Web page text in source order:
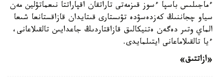
ءماجىلىس باسپا ءسوز قىزمەتى تاراتقان اقپاراتتا نىعماتۋلين مەن
سياو چجاننىڭ كەزدەسۋدە تۋىستارى قىتايدان قازاقستانعا شىعا
الماي وتىر دەگەن ەتنيكالىق قازاقتاردىڭ جاعدايىن تالقىلاعانى،
ءيا تالقىلاماعانى ايتىلمايدى.
«ازاتتىق»